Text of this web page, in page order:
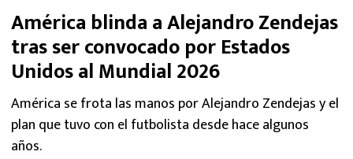
RAYADOS
PUMAS
ATLANTE
SELECCIÓN MEXICANA
América blinda a Alejandro Zendejas
tras ser convocado por Estados
Unidos al Mundial 2026
América se frota las manos por Alejandro Zendejas y el
plan que tuvo con el futbolista desde hace algunos
años.